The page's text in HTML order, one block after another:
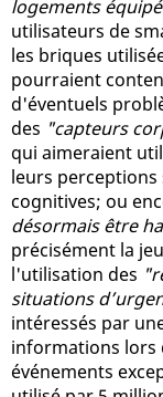
logements
utilisateurs de
les briques
pourraient
d'éventuels
des "capteurs
qui aimeraient
leurs perceptions
cognitives; ou
désormais être
précisément la
l'utilisation des
situations
intéressés par
informations lors
événements